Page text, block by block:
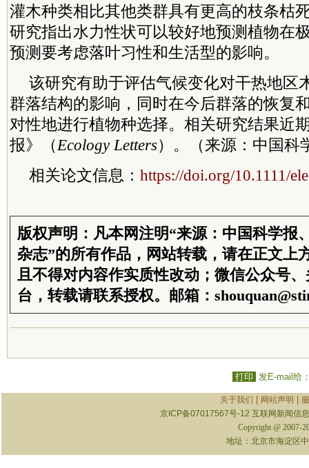
灌木种类相比其他类群具有更高的枝条枯
研究指出水力性状可以较好地预测植物在
预测要考虑落叶习性和生活型的影响。
该研究有助于评估气候变化对干热地区
群落结构的影响，同时在今后群落的恢复
对性地进行植物种选择。相关研究结果近
报》（Ecology Letters）。（来源：中国科
相关论文信息： https://doi.org/10.1111/
版权声明：凡本网注明“来源：中国科学报
杂志”的所有作品，网站转载，请在正文上
且不得对内容作实质性改动；微信公众号
台，转载请联系授权。邮箱：
打印 发E-mail给
关于我们 网站声明
京ICP备07017567号-12 互联网新闻信
Copyright @ 2007-
地址：北京市海淀区